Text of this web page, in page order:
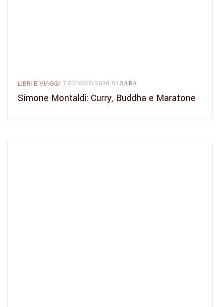
LIBRI E VIAGGI 7 GIUGNO 2020 DI SARA
Simone Montaldi: Curry, Buddha e Maratone